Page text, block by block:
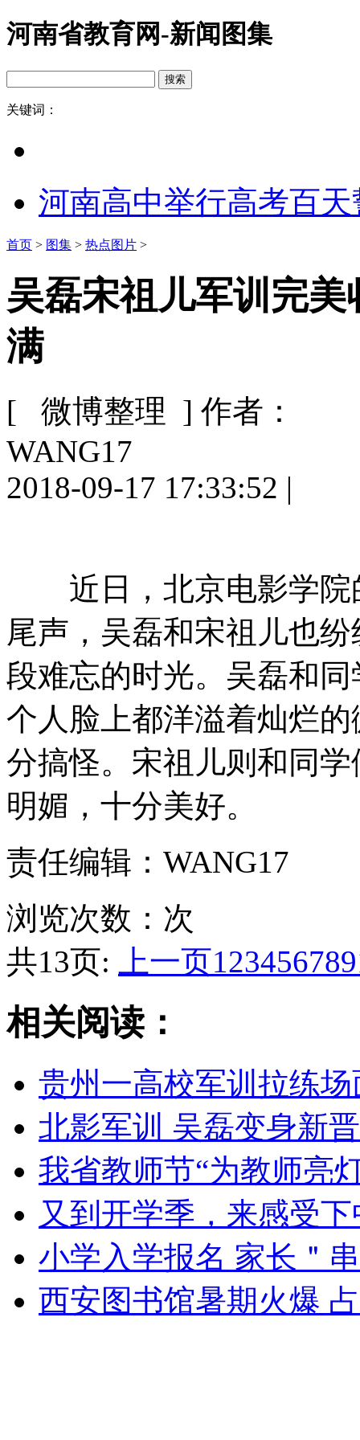
河南省教育网-新闻图集
关键词：
河南高中举行高考百
首页 > 图集 > 热点图片 >
吴磊宋祖儿军训完
满
[ 微博整理 ] 作者：
WANG17
2018-09-17 17:33:52 |
近日，北京电影学院
尾声，吴磊和宋祖儿也
段难忘的时光。吴磊和
个人脸上都洋溢着灿烂
分搞怪。宋祖儿则和同
明媚，十分美好。
责任编辑：WANG17
浏览次数： 次
共13页:
上一页123456789
相关阅读：
贵州一高校军训拉练场
北影军训 吴磊变身新
我省教师节“为教师亮
又到开学季，来感受
小学入学报名 家长＂
西安图书馆暑期火爆